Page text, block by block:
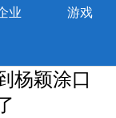
业 游戏
杨颖涂口